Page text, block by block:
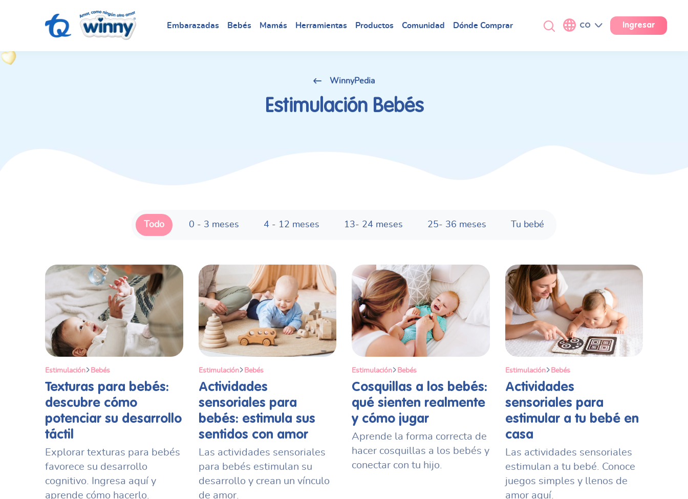
Embarazadas Bebés Mamás Herramientas Productos Comunidad Dónde Comprar CO Ingresar
WinnyPedia
Estimulación Bebés
Todo 0 - 3 meses 4 - 12 meses 13- 24 meses 25- 36 meses Tu bebé
Estimulación Bebés
Texturas para bebés:
descubre cómo
potenciar su desarrollo
táctil
Explorar texturas para bebés
favorece su desarrollo
cognitivo. Ingresa aquí y
aprende cómo hacerlo.
Estimulación Bebés
Actividades
sensoriales para
bebés: estimula sus
sentidos con amor
Las actividades sensoriales
para bebés estimulan su
desarrollo y crean un vínculo
de amor.
Estimulación Bebés
Cosquillas a los bebés:
qué sienten realmente
y cómo jugar
Aprende la forma correcta de
hacer cosquillas a los bebés y
conectar con tu hijo.
Estimulación Bebés
Actividades
sensoriales para
estimular a tu bebé en
casa
Las actividades sensoriales
estimulan a tu bebé. Conoce
juegos simples y llenos de
amor aquí.